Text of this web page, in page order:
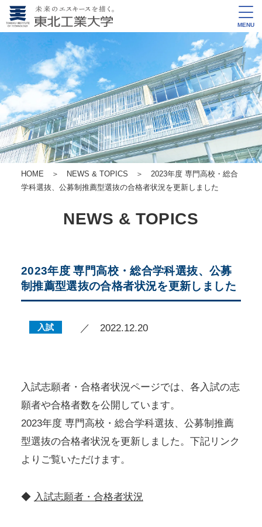
MENU
HOME ＞ NEWS & TOPICS ＞ 2023年度 専門高校・総合
学科選抜、公募制推薦型選抜の合格者状況を更新しました
NEWS & TOPICS
2023年度 専門高校・総合学科選抜、公募
制推薦型選抜の合格者状況を更新しました
入試 ／ 2022.12.20
入試志願者・合格者状況ページでは、各入試の志
願者や合格者数を公開しています。
2023年度 専門高校・総合学科選抜、公募制推薦
型選抜の合格者状況を更新しました。下記リンク
よりご覧いただけます。
◆ 入試志願者・合格者状況